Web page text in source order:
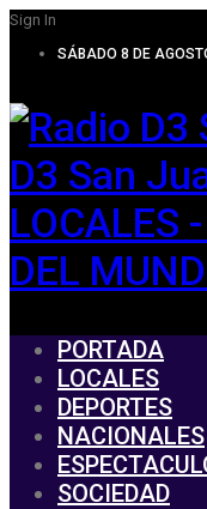
Sign In
SÁBADO 8 DE
D3 San
LOCALES
DEL
PORTADA
LOCALES
DEPORTES
NACIONALES
SOCIEDAD